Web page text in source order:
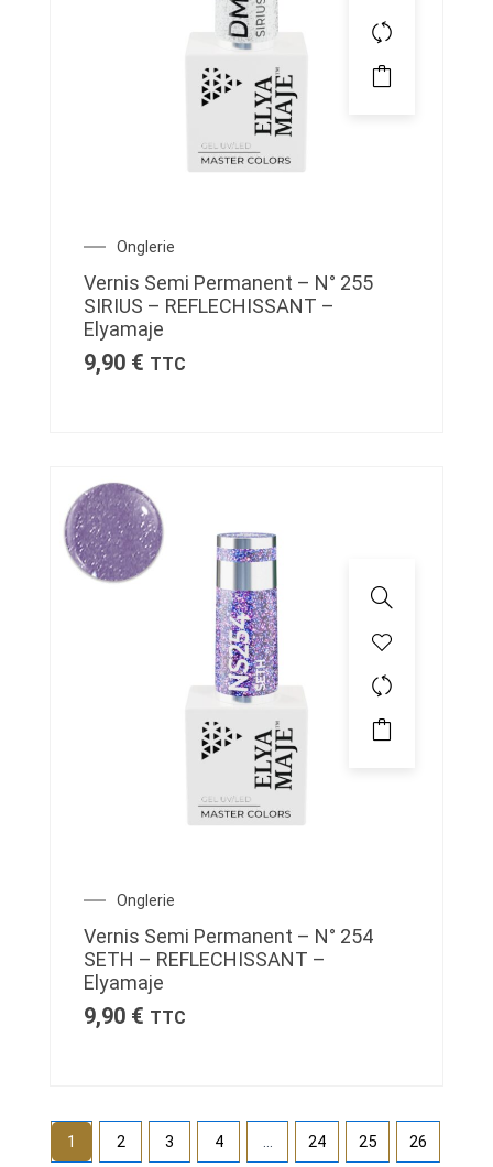
Onglerie
Vernis Semi Permanent – N° 255
SIRIUS – REFLECHISSANT –
Elyamaje
9,90 € TTC
Onglerie
Vernis Semi Permanent – N° 254
SETH – REFLECHISSANT –
Elyamaje
9,90 € TTC
1 2 3 4 … 24 25 26